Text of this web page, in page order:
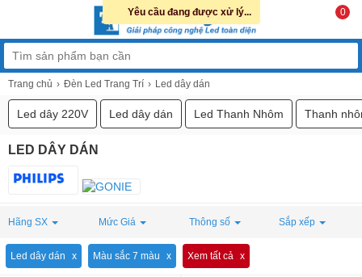
0
Trang chủ Đèn Led Trang Trí Led dây dán
Led dây 220V Led dây dán Led Thanh Nhôm Thanh
LED DÂY DÁN
Hãng SX Mức Giá Thông số Sắp xếp
Led dây dán Màu sắc 7 màu Xem tất cả
Yêu cầu đang được xử lý...